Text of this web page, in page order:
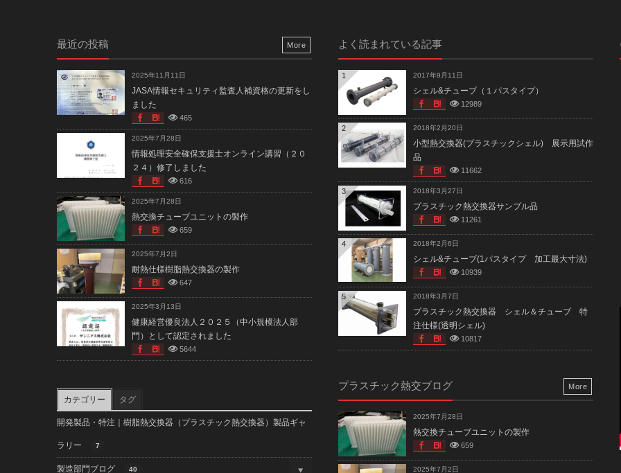
最近の投稿
2025年11月11日
JASA情報セキュリティ監査人補資格の更新をし
ました
465
2025年7月28日
情報処理安全確保支援士オンライン講習（２０
２４）修了しました
616
2025年7月28日
熱交換チューブユニットの製作
659
2025年7月2日
耐熱仕様樹脂熱交換器の製作
647
2025年3月13日
健康経営優良法人２０２５（中小規模法人部
門）として認定されました
5644
More
カテゴリー タグ
開発製品・特注｜樹脂熱交換器（プラスチック熱交換器）製品ギャ
ラリー 7
製造部門ブログ 40
よく読まれている記事
2017年9月11日
シェル&チューブ（１パスタイプ）
12989
1
2018年2月20日
小型熱交換器(プラスチックシェル) 展示用試作
品
11662
2
2018年3月27日
プラスチック熱交換器サンプル品
11261
3
2018年2月6日
シェル&チューブ(1パスタイプ 加工最大寸法)
10939
4
2018年3月7日
プラスチック熱交換器 シェル＆チューブ 特
注仕様(透明シェル)
10817
5
プラスチック熱交ブログ
2025年7月28日
熱交換チューブユニットの製作
659
2025年7月2日
More